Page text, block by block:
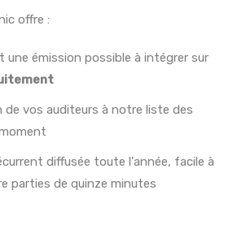
offre :
une émission possible à intégrer sur
de vos auditeurs à notre liste des
diffusée toute l'année, facile à
parties de quinze minutes